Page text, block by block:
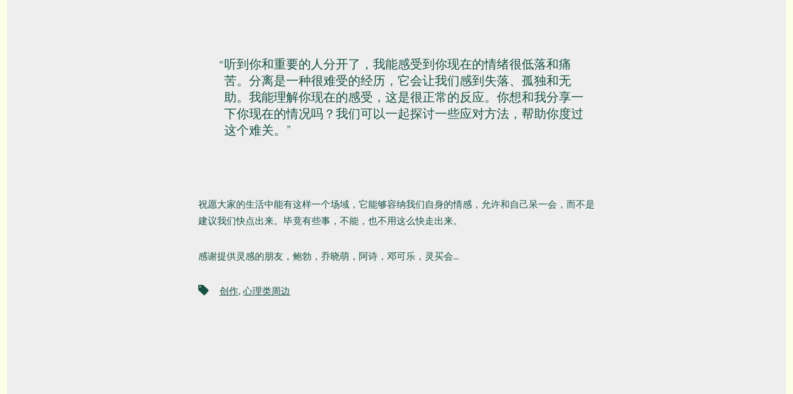
听到你和重要的人分开了，我能感受到你现在的情绪很低落和痛
苦。分离是一种很难受的经历，它会让我们感到失落、孤独和无
助。我能理解你现在的感受，这是很正常的反应。你想和我分享一
下你现在的情况吗？我们可以一起探讨一些应对方法，帮助你度过
这个难关。
祝愿大家的生活中能有这样一个场域，它能够容纳我们自身的情感，允许和自己呆一会，而不是
建议我们快点出来。毕竟有些事，不能，也不用这么快走出来。
感谢提供灵感的朋友，鲍勃，乔晓萌，阿诗，邓可乐，灵买会…
标
签
创作, 心理类周边